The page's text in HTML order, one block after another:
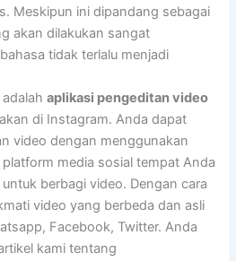
Meskipun ini dipandang sebagai
akan dilakukan sangat
tidak terlalu menjadi
adalahaplikasi pengeditan video
di Instagram. Anda dapat
video dengan menggunakan
media sosial tempat Anda
berbagi video. Dengan cara
video yang berbeda dan asli
Facebook, Twitter. Anda
kami tentang